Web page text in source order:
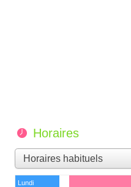
Horaires
Lundi